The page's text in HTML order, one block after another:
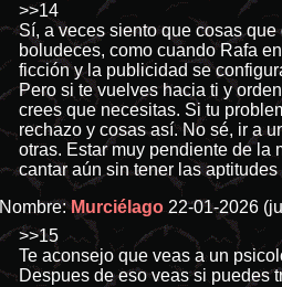
>>14
Sí, a veces siento que cosas
boludeces, como cuando Rafa
ficción y la publicidad se
Pero si te vuelves hacia ti y
crees que necesitas. Si tu
rechazo y cosas así. No sé, ir a
otras. Estar muy pendiente de la
cantar aún sin tener las
Nombre:Murciélago 22-01-2026
>>15
Te aconsejo que veas a un
Despues de eso veas si puedes